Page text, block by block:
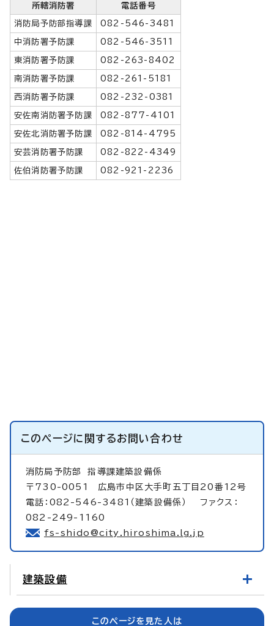
所轄消防署 電話番号
消防局予防部指導課 082-546-3481
中消防署予防課 082-546-3511
東消防署予防課 082-263-8402
南消防署予防課 082-261-5181
西消防署予防課 082-232-0381
安佐南消防署予防課 082-877-4101
安佐北消防署予防課 082-814-4795
安芸消防署予防課 082-822-4349
佐伯消防署予防課 082-921-2236
このページに関するお問い合わせ
消防局予防部指導課建築設備係
〒730-0051 広島市中区大手町五丁目20番12号
電話：082-546-3481（建築設備係） ファクス：
082-249-1160
fs-shido@city.hiroshima.lg.jp
建築設備
このページを見た人は